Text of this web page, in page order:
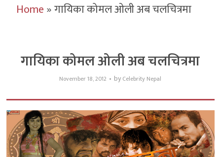
Home»गायिका कोमल ओली अब चलचित्रमा
गायिका कोमल ओली अब चलचित्रमा
November 18, 2012 by Celebrity Nepal